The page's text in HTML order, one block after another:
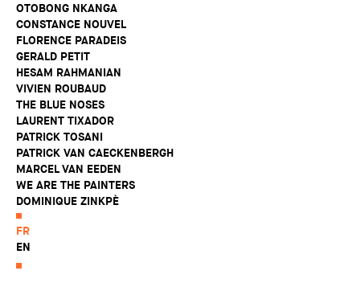
OTOBONG NKANGA
CONSTANCE NOUVEL
FLORENCE PARADEIS
GERALD PETIT
HESAM RAHMANIAN
VIVIEN ROUBAUD
THE BLUE NOSES
LAURENT TIXADOR
PATRICK TOSANI
PATRICK VAN CAECKENBERGH
MARCEL VAN EEDEN
WE ARE THE PAINTERS
DOMINIQUE ZINKPÈ
FR
EN